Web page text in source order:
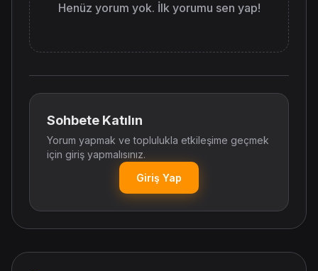
Henüz yorum yok. İlk yorumu sen yap!
Sohbete Katılın
Yorum yapmak ve toplulukla etkileşime geçmek
için giriş yapmalısınız.
Giriş Yap